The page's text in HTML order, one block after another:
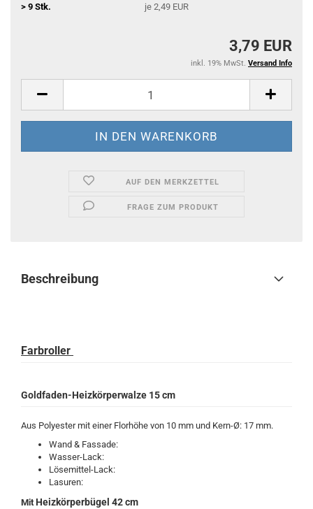
> 9 Stk.
je 2,49 EUR
3,79 EUR
inkl. 19% MwSt. Versand Info
AUF DEN MERKZETTEL
FRAGE ZUM PRODUKT
Beschreibung
Farbroller
Goldfaden-Heizkörperwalze 15 cm
Aus Polyester mit einer Florhöhe von 10 mm und Kern-Ø: 17 mm.
Wand & Fassade:
Wasser-Lack:
Lösemittel-Lack:
Lasuren:
Mit Heizkörperbügel 42 cm